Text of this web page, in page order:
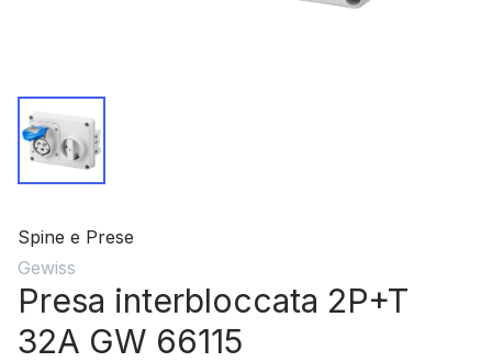
Spine e Prese
Gewiss
Presa interbloccata 2P+T
32A GW 66115